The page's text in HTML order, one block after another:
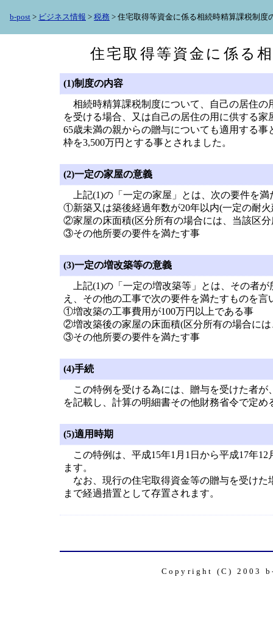
b-post > ビジネス情報 > 税務 > 住宅取得等資金に係る相続時精算課税制度
住宅取得等資金に係る
(1)制度の内容
相続時精算課税制度について、自己の居住の
を受ける場合、又は自己の居住の用に供する
65歳未満の親からの贈与についても適用する
枠を3,500万円とする事とされました。
(2)一定の家屋の意義
上記(1)の「一定の家屋」とは、次の要件を満
①新築又は築後経過年数が20年以内(一定の耐
②家屋の床面積(区分所有の場合には、当該区
③その他所要の要件を満たす事
(3)一定の増改築等の意義
上記(1)の「一定の増改築等」とは、その者
え、その他の工事で次の要件を満たすものを言
①増改築の工事費用が100万円以上である事
②増改築後の家屋の床面積(区分所有の場合に
③その他所要の要件を満たす事
(4)手続
この特例を受ける為には、贈与を受けた者が
を記載し、計算の明細書その他財務省令で定
(5)適用時期
この特例は、平成15年1月1日から平成17年
ます。
なお、現行の住宅取得資金等の贈与を受けた
まで経過措置として存置されます。
Copyright (C) 2003